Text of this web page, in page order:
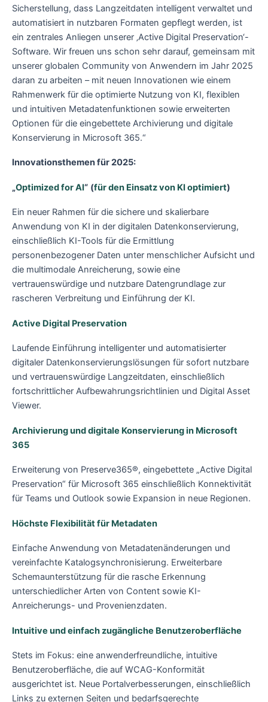
Sicherstellung, dass Langzeitdaten intelligent verwaltet und
automatisiert in nutzbaren Formaten gepflegt werden, ist
ein zentrales Anliegen unserer ‚Active Digital Preservation‘-
Software. Wir freuen uns schon sehr darauf, gemeinsam mit
unserer globalen Community von Anwendern im Jahr 2025
daran zu arbeiten – mit neuen Innovationen wie einem
Rahmenwerk für die optimierte Nutzung von KI, flexiblen
und intuitiven Metadatenfunktionen sowie erweiterten
Optionen für die eingebettete Archivierung und digitale
Konservierung in Microsoft 365.“
Innovationsthemen für 2025:
„Optimized for AI“ (für den Einsatz von KI optimiert)
Ein neuer Rahmen für die sichere und skalierbare
Anwendung von KI in der digitalen Datenkonservierung,
einschließlich KI-Tools für die Ermittlung
personenbezogener Daten unter menschlicher Aufsicht und
die multimodale Anreicherung, sowie eine
vertrauenswürdige und nutzbare Datengrundlage zur
rascheren Verbreitung und Einführung der KI.
Active Digital Preservation
Laufende Einführung intelligenter und automatisierter
digitaler Datenkonservierungslösungen für sofort nutzbare
und vertrauenswürdige Langzeitdaten, einschließlich
fortschrittlicher Aufbewahrungsrichtlinien und Digital Asset
Viewer.
Archivierung und digitale Konservierung in Microsoft
365
Erweiterung von Preserve365®, eingebettete „Active Digital
Preservation“ für Microsoft 365 einschließlich Konnektivität
für Teams und Outlook sowie Expansion in neue Regionen.
Höchste Flexibilität für Metadaten
Einfache Anwendung von Metadatenänderungen und
vereinfachte Katalogsynchronisierung. Erweiterbare
Schemaunterstützung für die rasche Erkennung
unterschiedlicher Arten von Content sowie KI-
Anreicherungs- und Provenienzdaten.
Intuitive und einfach zugängliche Benutzeroberfläche
Stets im Fokus: eine anwenderfreundliche, intuitive
Benutzeroberfläche, die auf WCAG-Konformität
ausgerichtet ist. Neue Portalverbesserungen, einschließlich
Links zu externen Seiten und bedarfsgerechte